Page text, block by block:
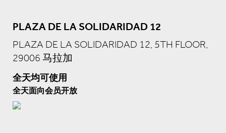
PLAZA DE LA SOLIDARIDAD 12
PLAZA DE LA SOLIDARIDAD 12, 5TH FLOOR,
29006 马拉加
全天均可使用
全天面向会员开放